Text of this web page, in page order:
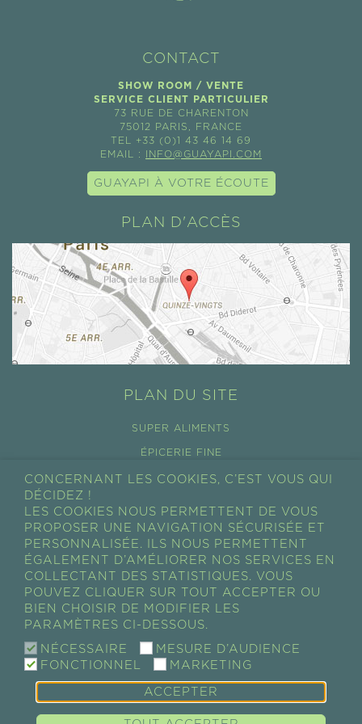
CONTACT
SHOW ROOM / VENTE
SERVICE CLIENT PARTICULIER
73 RUE DE CHARENTON
75012 PARIS, FRANCE
TEL +33 (0)1 43 46 14 69
EMAIL :
INFO@GUAYAPI.COM
GUAYAPI À VOTRE ÉCOUTE
PLAN D'ACCÈS
PLAN DU SITE
SUPER ALIMENTS
ÉPICERIE FINE
COSMÉTIQUES
CONDITIONS GÉNÉRALES DE VENTES
RÉTRACTATION
MON COMPTE
MON PANIER
ALIMENTAIRES • ÉPICERIE FINE • COSMÉTIQUES |
Mentions
CONCERNANT LES COOKIES, C’EST VOUS QUI
DÉCIDEZ !
LES COOKIES NOUS PERMETTENT DE VOUS
PROPOSER UNE NAVIGATION SÉCURISÉE ET
PERSONNALISÉE. ILS NOUS PERMETTENT
ÉGALEMENT D’AMÉLIORER NOS SERVICES EN
COLLECTANT DES STATISTIQUES. VOUS
POUVEZ CLIQUER SUR TOUT ACCEPTER OU
BIEN CHOISIR DE MODIFIER LES
PARAMÈTRES CI-DESSOUS.
NÉCESSAIRE
MESURE D’AUDIENCE
FONCTIONNEL
MARKETING
ACCEPTER